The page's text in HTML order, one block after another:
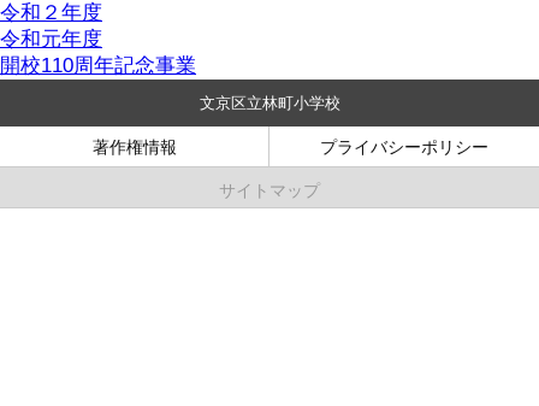
令和２年度
令和元年度
開校110周年記念事業
文京区立林町小学校
著作権情報 プライバシーポリシー
サイトマップ